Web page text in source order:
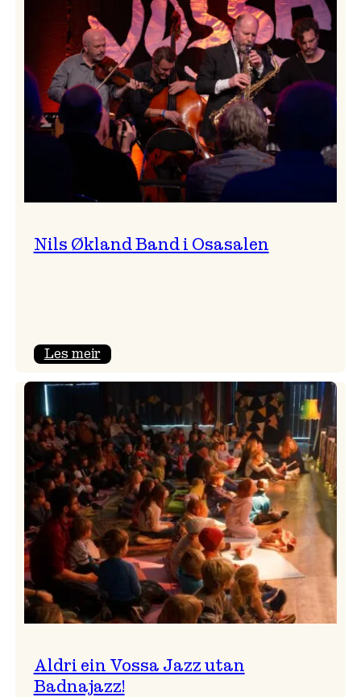
siderhimmelen
til
Vossa
Jazz
Nils Økland Band i Osasalen
Les meir:
Band
Osasalen
Aldri ein Vossa Jazz utan
Badnajazz!